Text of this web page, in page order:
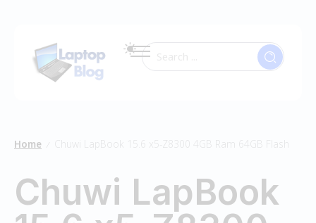
Home Chuwi LapBook 15.6 x5-Z8300 4GB Ram 64GB Flash
Chuwi LapBook